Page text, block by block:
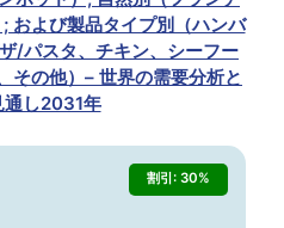
および製品タイプ別（ハンバ
/パスタ、チキン、シーフー
その他）– 世界の需要分析と
通し2031年
割引: 30%